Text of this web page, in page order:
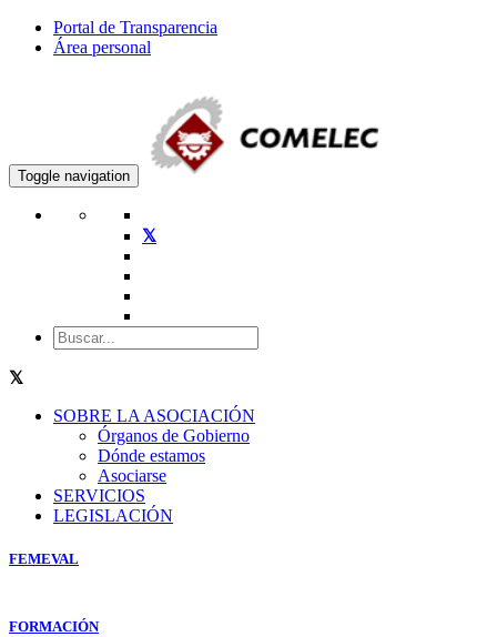
Portal de Transparencia
Área personal
Toggle navigation
SOBRE LA ASOCIACIÓN
Órganos de Gobierno
Dónde estamos
Asociarse
SERVICIOS
LEGISLACIÓN
FEMEVAL
FORMACIÓN